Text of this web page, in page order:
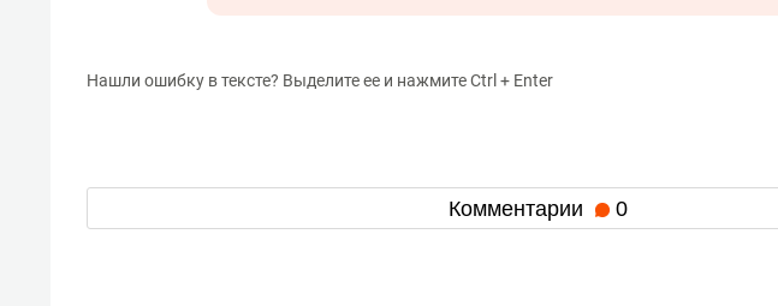
Нашли ошибку в тексте? Выделите ее и нажмите Ctrl + Enter
Комментарии 0